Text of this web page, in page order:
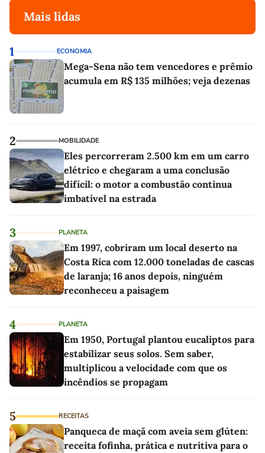
Mais lidas
1 ECONOMIA
Mega-Sena não tem vencedores e prêmio
acumula em R$ 135 milhões; veja dezenas
2 MOBILIDADE
Eles percorreram 2.500 km em um carro
elétrico e chegaram a uma conclusão
difícil: o motor a combustão continua
imbatível na estrada
3 PLANETA
Em 1997, cobriram um local deserto na
Costa Rica com 12.000 toneladas de cascas
de laranja; 16 anos depois, ninguém
reconheceu a paisagem
4 PLANETA
Em 1950, Portugal plantou eucaliptos para
estabilizar seus solos. Sem saber,
multiplicou a velocidade com que os
incêndios se propagam
5 RECEITAS
Panqueca de maçã com aveia sem glúten:
receita fofinha, prática e nutritiva para o